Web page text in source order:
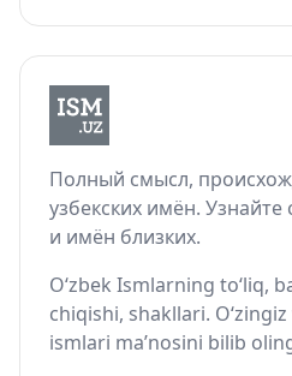
Полный смысл,
узбекских имён.
и имён близких.
O‘zbek Ismlarning to‘liq,
chiqishi, shakllari.
ismlari ma’nosini bilib